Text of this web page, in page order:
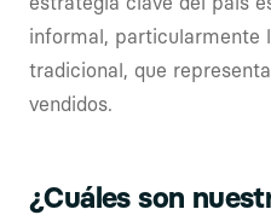
informal, particularmente
tradicional, que
vendidos.
¿Cuáles son